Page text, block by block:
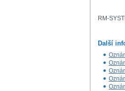
RM-
Další